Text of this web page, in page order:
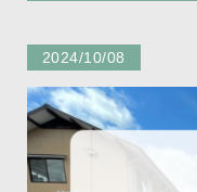
2024/10/08